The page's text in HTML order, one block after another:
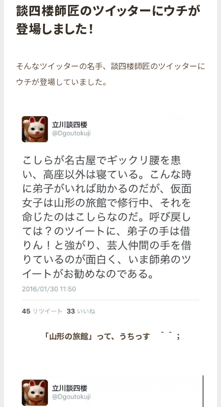
談四楼師匠のツイッターにウチが
登場しました！
そんなツイッターの名手、談四楼師匠のツイッターに
ウチが登場していました。
「山形の旅館」って、うちっす ＾＾；